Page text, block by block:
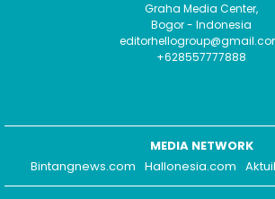
Graha Media Center,
Bogor - Indonesia
+628557777888
MEDIA NETWORK
Bintangnews.com Hallonesia.com